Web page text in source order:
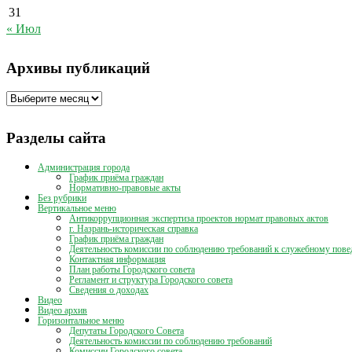
31
« Июл
Архивы публикаций
Архивы
Разделы сайта
Администрация города
График приёма граждан
Нормативно-правовые акты
Без рубрики
Вертикальное меню
Антикоррупционная экспертиза проектов нормат правовых актов
г. Назрань-историческая справка
График приёма граждан
Деятельность комиссии по соблюдению требований к служебному
Контактная информация
План работы Городского совета
Регламент и структура Городского совета
Сведения о доходах
Видео
Видео архив
Горизонтальное меню
Депутаты Городского Совета
Деятельность комиссии по соблюдению требований